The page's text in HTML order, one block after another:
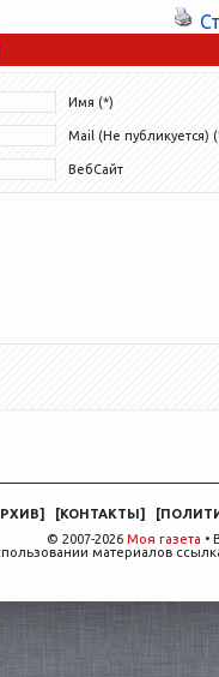
Имя (*)
Mail (Не публикуется)
ВебСайт
] [КОНТАКТЫ] [
© 2007-2026 Моя газета •
материалов